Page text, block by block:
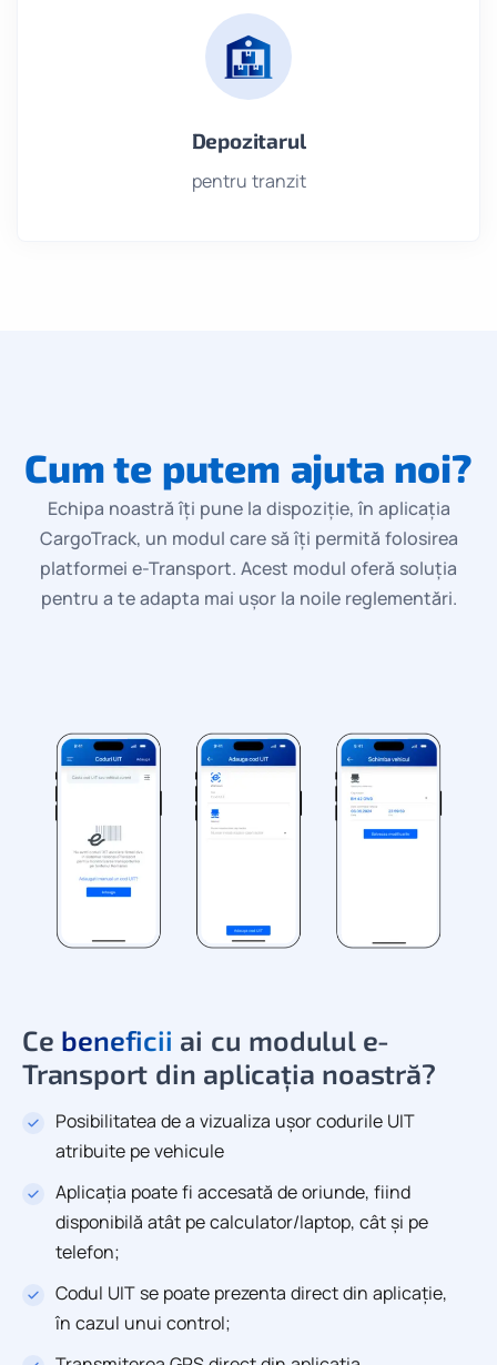
Depozitarul
pentru tranzit
Cum te putem ajuta noi?
Echipa noastră îți pune la dispoziție, în aplicația
CargoTrack, un modul care să îți permită folosirea
platformei e-Transport. Acest modul oferă soluția
pentru a te adapta mai ușor la noile reglementări.
Ce beneficii ai cu modulul e-
Transport din aplicația noastră?
Posibilitatea de a vizualiza ușor codurile UIT
atribuite pe vehicule
Aplicația poate fi accesată de oriunde, fiind
disponibilă atât pe calculator/laptop, cât și pe
telefon;
Codul UIT se poate prezenta direct din aplicație,
în cazul unui control;